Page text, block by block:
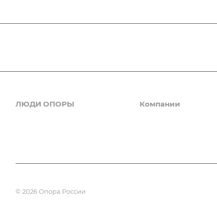
ЛЮДИ ОПОРЫ
Галерея
Компании
© 2026 Опора России